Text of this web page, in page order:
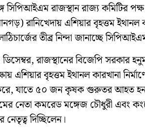
সিপিআইএম রাজস্থান রাজ্য কমিটির
রানিখেদায় এশিয়ার বৃহত্তম
তীব্র নিন্দা জানাচ্ছে
রাজস্থানের বিজেপি সরকার
এশিয়ার বৃহত্তম ইথানল কারখানা
করে, যাতে ৫০ জন কৃষক গুরুতর আহত
নেতা কমরেড মঙ্গেজ চৌধুরী এবং
দিচ্ছিলেন।